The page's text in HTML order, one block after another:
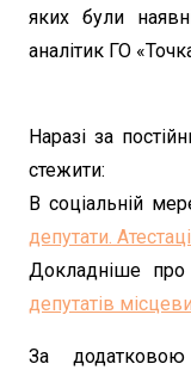
яких були
аналітик ГО
Наразі за
стежити:
В соціальній
депутати.
Докладніше про
депутатів
За